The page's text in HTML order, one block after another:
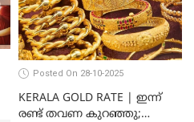
Posted On 28-10-2025
KERALA GOLD RATE | ഇന്ന്
രണ്ട് തവണ കുറഞ്ഞു;